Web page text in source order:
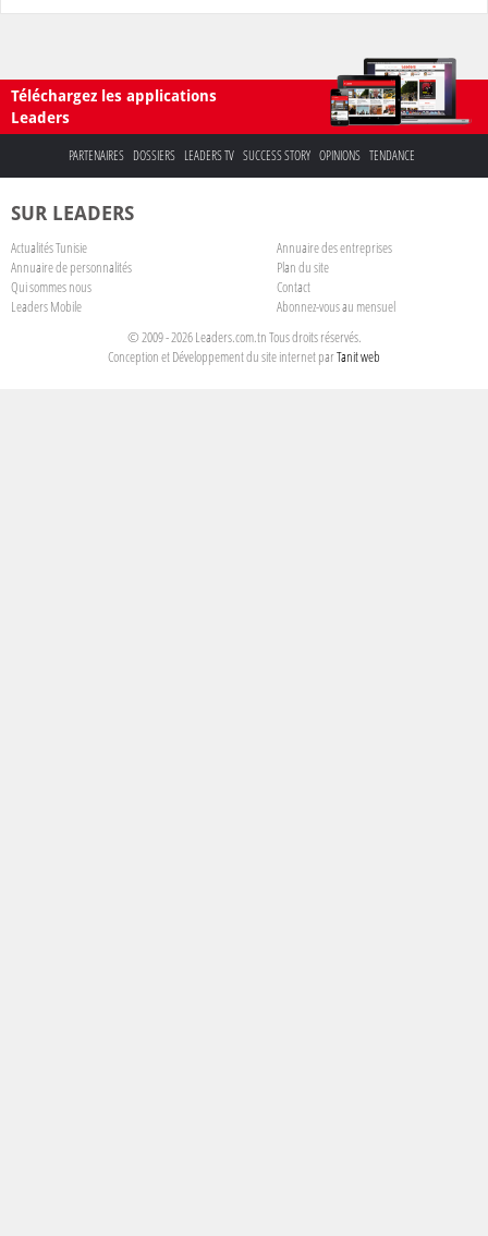
Téléchargez les applications
Leaders
PARTENAIRES DOSSIERS LEADERS TV SUCCESS STORY OPINIONS TENDANCE
SUR LEADERS
Actualités Tunisie
Annuaire des entreprises
Annuaire de personnalités
Plan du site
Qui sommes nous
Contact
Leaders Mobile
Abonnez-vous au mensuel
© 2009 - 2026 Leaders.com.tn Tous droits réservés.
Conception et Développement du site internet parTanit web